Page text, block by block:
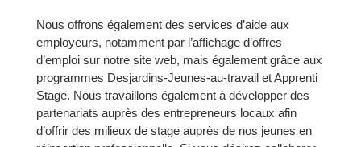
Nous offrons également des services d’aide aux
employeurs, notamment par l’affichage d’offres
d’emploi sur notre site web, mais également grâce aux
programmes Desjardins-Jeunes-au-travail et Apprenti
Stage. Nous travaillons également à développer des
partenariats auprès des entrepreneurs locaux afin
d’offrir des milieux de stage auprès de nos jeunes en